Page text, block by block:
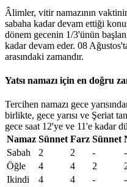
Âlimler, vitir namazının
sabaha kadar devam ettiği
dönem gecenin 1/3'ünün
kadar devam eder. 08
arasındaki zamandır.
Yatsı namazı için en doğru
Tercihen namazı gece
birlikte, gece yarısı ve Şeriat
gece saat 12'ye ve 11'e kadar
Namaz Sünnet Farz Sünnet
Sabah
2 2 - -
Öğle
4 4 2
Ikindi
4 4 - -